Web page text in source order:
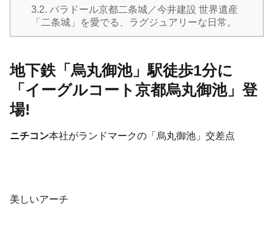
3.2. パラドール京都二条城／今井建設 世界遺産
「二条城」を愛でる、ラグジュアリーな日常。
地下鉄「烏丸御池」駅徒歩1分に
「イーグルコート京都烏丸御池」登
場!
ニチコン本社がランドマークの「烏丸御池」交差点
美しいアーチ